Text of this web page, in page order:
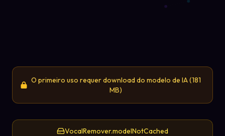
O primeiro uso requer download do modelo de IA (181
MB)
VocalRemover.modelNotCached